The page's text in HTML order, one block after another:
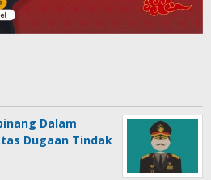
Dalam
Dugaan Tindak